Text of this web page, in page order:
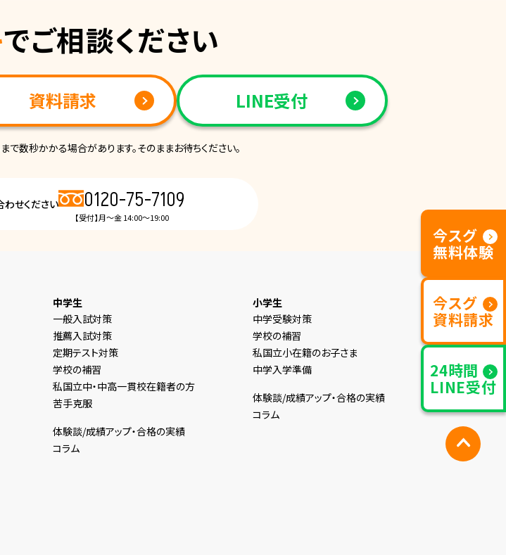
でご相談ください
資料請求 LINE受付
数秒かかる場合があります。そのままお待ちください。
せください 0120-75-7109
【受付】月～金 14:00～19:00
中学生
一般入試対策
推薦入試対策
定期テスト対策
学校の補習
私国立中・中高一貫校在籍者の方
苦手克服
体験談/成績アップ・合格の実績
コラム
小学生
中学受験対策
学校の補習
私国立小在籍のお子さま
中学入学準備
体験談/成績アップ・合格の実績
コラム
今スグ
無料体験
今スグ
資料請求
24時間
LINE受付